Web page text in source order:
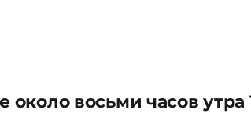
восьми часов утра